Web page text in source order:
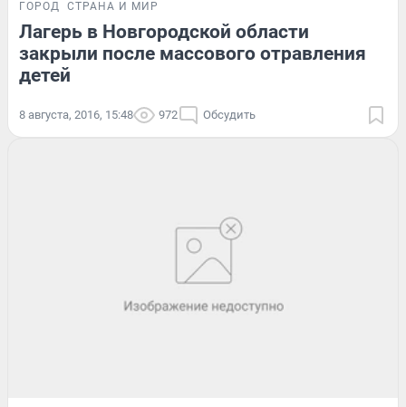
ГОРОД СТРАНА И МИР
Лагерь в Новгородской области
закрыли после массового отравления
детей
8 августа, 2016, 15:48 972 Обсудить